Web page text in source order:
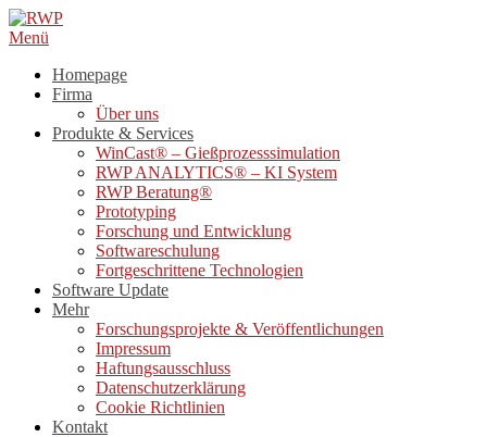
Direkt
zum
Menü
Homepage
Firma
Über uns
Produkte & Services
WinCast® – Gießprozesssimulation
RWP ANALYTICS® – KI System
RWP Beratung®
Prototyping
Forschung und Entwicklung
Softwareschulung
Fortgeschrittene Technologien
Software Update
Mehr
Forschungsprojekte & Veröffentlichungen
Impressum
Haftungsausschluss
Datenschutzerklärung
Cookie Richtlinien
Kontakt